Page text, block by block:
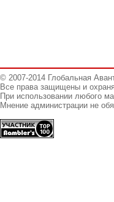
© 2007-2014 Глобальная
Все права защищены и
При использовании любого
Мнение администрации не